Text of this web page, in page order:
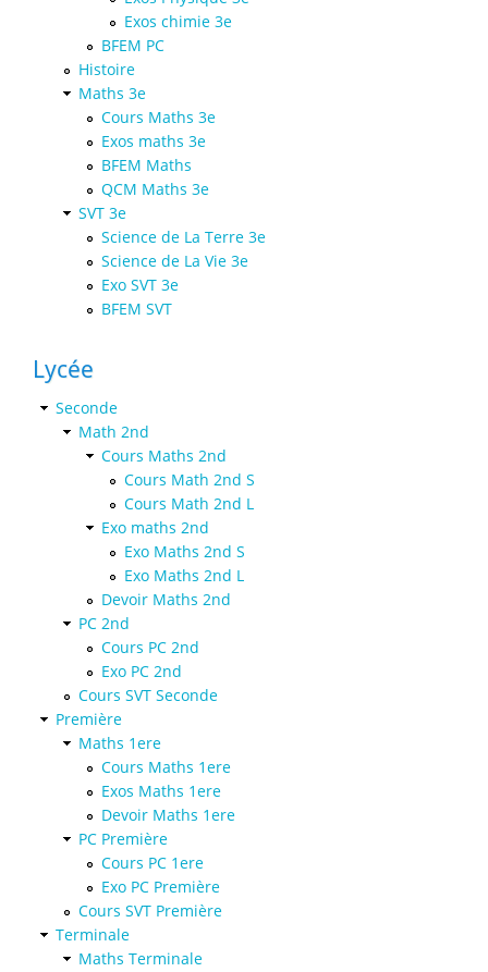
Exos chimie 3e
BFEM PC
Histoire
Maths 3e
Cours Maths 3e
Exos maths 3e
BFEM Maths
QCM Maths 3e
SVT 3e
Science de La Terre 3e
Science de La Vie 3e
Exo SVT 3e
BFEM SVT
Lycée
Seconde
Math 2nd
Cours Maths 2nd
Cours Math 2nd S
Cours Math 2nd L
Exo maths 2nd
Exo Maths 2nd S
Exo Maths 2nd L
Devoir Maths 2nd
PC 2nd
Cours PC 2nd
Exo PC 2nd
Cours SVT Seconde
Première
Maths 1ere
Cours Maths 1ere
Exos Maths 1ere
Devoir Maths 1ere
PC Première
Cours PC 1ere
Exo PC Première
Cours SVT Première
Terminale
Maths Terminale